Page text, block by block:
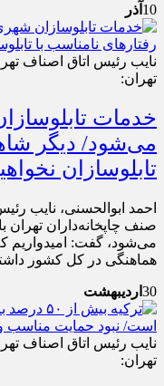
10 آذر
نایب رئیس اتاق اصناف
تهران:
خدمات
می‌شود/ دیگر
تابلوسازان
احمد ابوالحسنی، نایب
صنف چاپخانه‌داران تهران
می‌شود، گفت: امیدواریم
هماهنگی در کل کشور
30 اردیبهشت
نایب رئیس اتاق اصناف
تهران: